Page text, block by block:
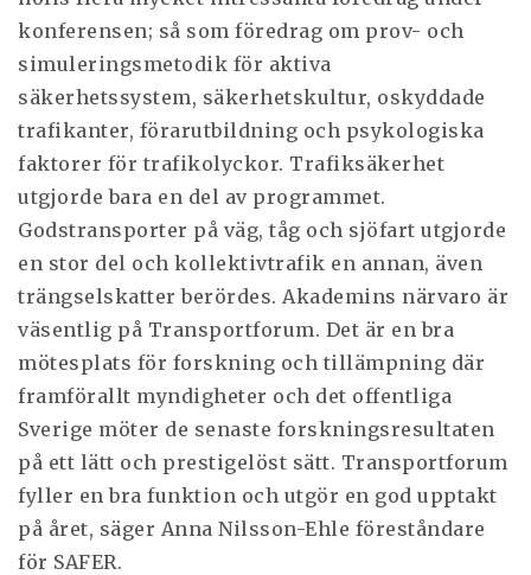
konferensen; så som föredrag om prov- och
simuleringsmetodik för aktiva
säkerhetssystem, säkerhetskultur, oskyddade
trafikanter, förarutbildning och psykologiska
faktorer för trafikolyckor. Trafiksäkerhet
utgjorde bara en del av programmet.
Godstransporter på väg, tåg och sjöfart utgjorde
en stor del och kollektivtrafik en annan, även
trängselskatter berördes. Akademins närvaro är
väsentlig på Transportforum. Det är en bra
mötesplats för forskning och tillämpning där
framförallt myndigheter och det offentliga
Sverige möter de senaste forskningsresultaten
på ett lätt och prestigelöst sätt. Transportforum
fyller en bra funktion och utgör en god upptakt
på året, säger Anna Nilsson-Ehle föreståndare
för SAFER.